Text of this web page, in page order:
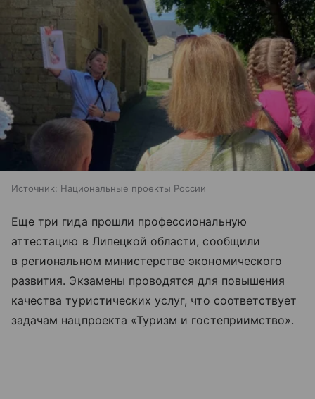
Источник: Национальные проекты России
Еще три гида прошли профессиональную
аттестацию в Липецкой области, сообщили
в региональном министерстве экономического
развития. Экзамены проводятся для повышения
качества туристических услуг, что соответствует
задачам нацпроекта «Туризм и гостеприимство».